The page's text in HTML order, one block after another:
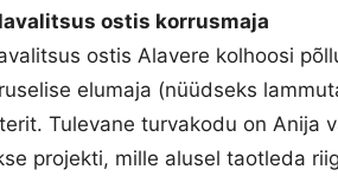
ostis korrusmaja
ostis Alavere kolhoosi
elumaja (nüüdseks
Tulevane turvakodu on Anija
projekti, mille alusel taotleda